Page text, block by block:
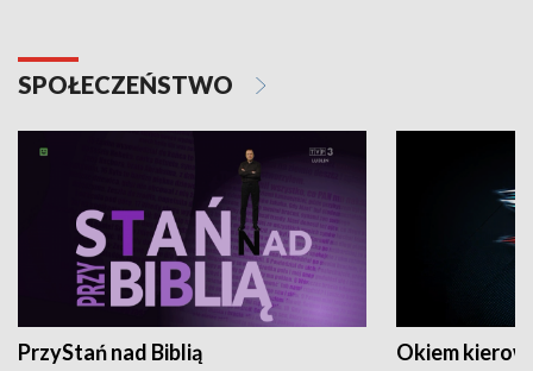
SPOŁECZEŃSTWO
PrzyStań nad Biblią Okiem